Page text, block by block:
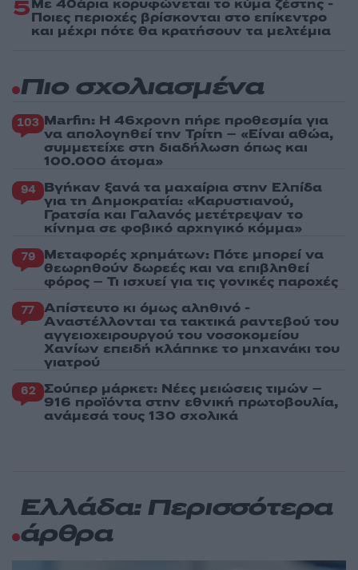
5Με 40άρια κορυφώνεται το κύμα ζέστης -
Ποιες περιοχές βρίσκονται στο επίκεντρο
και μέχρι πότε θα κρατήσουν τα μελτέμια
Πιο σχολιασμένα
103 Marfin: Η 46χρονη πήρε προθεσμία για
να απολογηθεί την Τρίτη – «Είναι αθώα,
συμμετείχε στη διαδήλωση όπως και
100.000 άτομα»
94 Βγήκαν ξανά τα μαχαίρια στην Ελπίδα
για τη Δημοκρατία: «Καρυστιανού,
Γρατσία και Γαλανός μετέτρεψαν το
κίνημα σε φοβικό αρχηγικό κόμμα»
79 Μεταφορές χρημάτων: Πότε μπορεί να
θεωρηθούν δωρεές και να επιβληθεί
φόρος – Τι ισχυεί για τις γονικές παροχές
77 Απίστευτο κι όμως αληθινό -
Aναστέλλονται τα τακτικά ραντεβού του
αγγειοχειρουργού του νοσοκομείου
Χανίων επειδή κλάπηκε το μηχανάκι του
γιατρού
62 Σούπερ μάρκετ: Νέες μειώσεις τιμών –
916 προϊόντα στην εθνική πρωτοβουλία,
ανάμεσά τους 130 σχολικά
Ελλάδα: Περισσότερα
άρθρα